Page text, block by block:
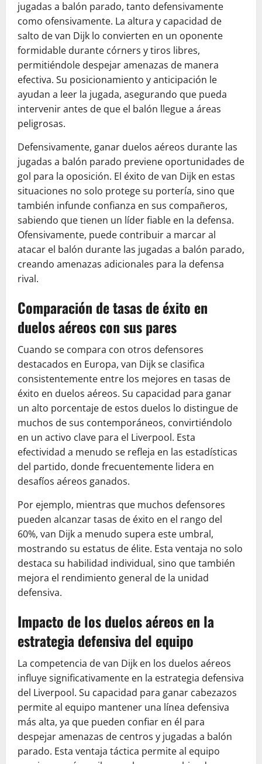
jugadas a balón parado, tanto defensivamente
como ofensivamente. La altura y capacidad de
salto de van Dijk lo convierten en un oponente
formidable durante córners y tiros libres,
permitiéndole despejar amenazas de manera
efectiva. Su posicionamiento y anticipación le
ayudan a leer la jugada, asegurando que pueda
intervenir antes de que el balón llegue a áreas
peligrosas.
Defensivamente, ganar duelos aéreos durante las
jugadas a balón parado previene oportunidades de
gol para la oposición. El éxito de van Dijk en estas
situaciones no solo protege su portería, sino que
también infunde confianza en sus compañeros,
sabiendo que tienen un líder fiable en la defensa.
Ofensivamente, puede contribuir a marcar al
atacar el balón durante las jugadas a balón parado,
creando amenazas adicionales para la defensa
rival.
Comparación de tasas de éxito en
duelos aéreos con sus pares
Cuando se compara con otros defensores
destacados en Europa, van Dijk se clasifica
consistentemente entre los mejores en tasas de
éxito en duelos aéreos. Su capacidad para ganar
un alto porcentaje de estos duelos lo distingue de
muchos de sus contemporáneos, convirtiéndolo
en un activo clave para el Liverpool. Esta
efectividad a menudo se refleja en las estadísticas
del partido, donde frecuentemente lidera en
desafíos aéreos ganados.
Por ejemplo, mientras que muchos defensores
pueden alcanzar tasas de éxito en el rango del
60%, van Dijk a menudo supera este umbral,
mostrando su estatus de élite. Esta ventaja no solo
destaca su habilidad individual, sino que también
mejora el rendimiento general de la unidad
defensiva.
Impacto de los duelos aéreos en la
estrategia defensiva del equipo
La competencia de van Dijk en los duelos aéreos
influye significativamente en la estrategia defensiva
del Liverpool. Su capacidad para ganar cabezazos
permite al equipo mantener una línea defensiva
más alta, ya que pueden confiar en él para
despejar amenazas de centros y jugadas a balón
parado. Esta ventaja táctica permite al equipo